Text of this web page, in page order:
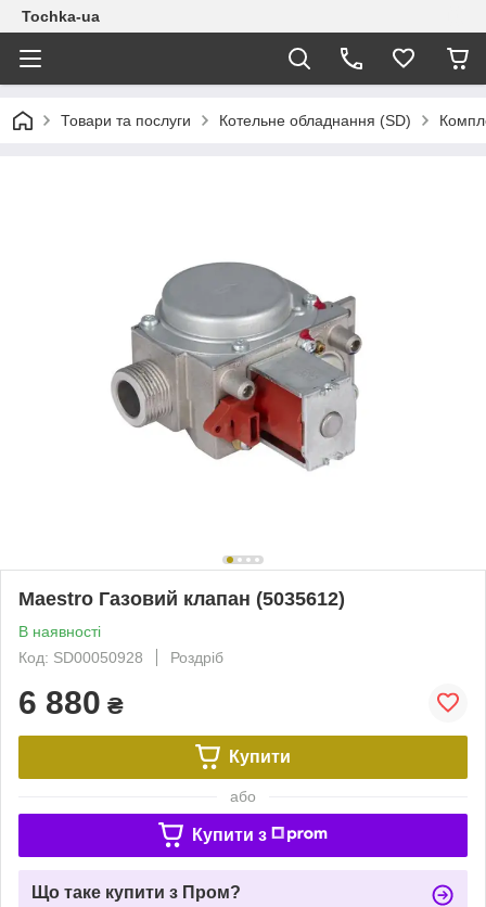
Tochka-ua
Товари та послуги Котельне обладнання (SD)
Maestro Газовий клапан (5035612)
В наявності
Код: SD00050928
Роздріб
6 880 ₴
Купити
або
Купити з
Що таке купити з Пром?